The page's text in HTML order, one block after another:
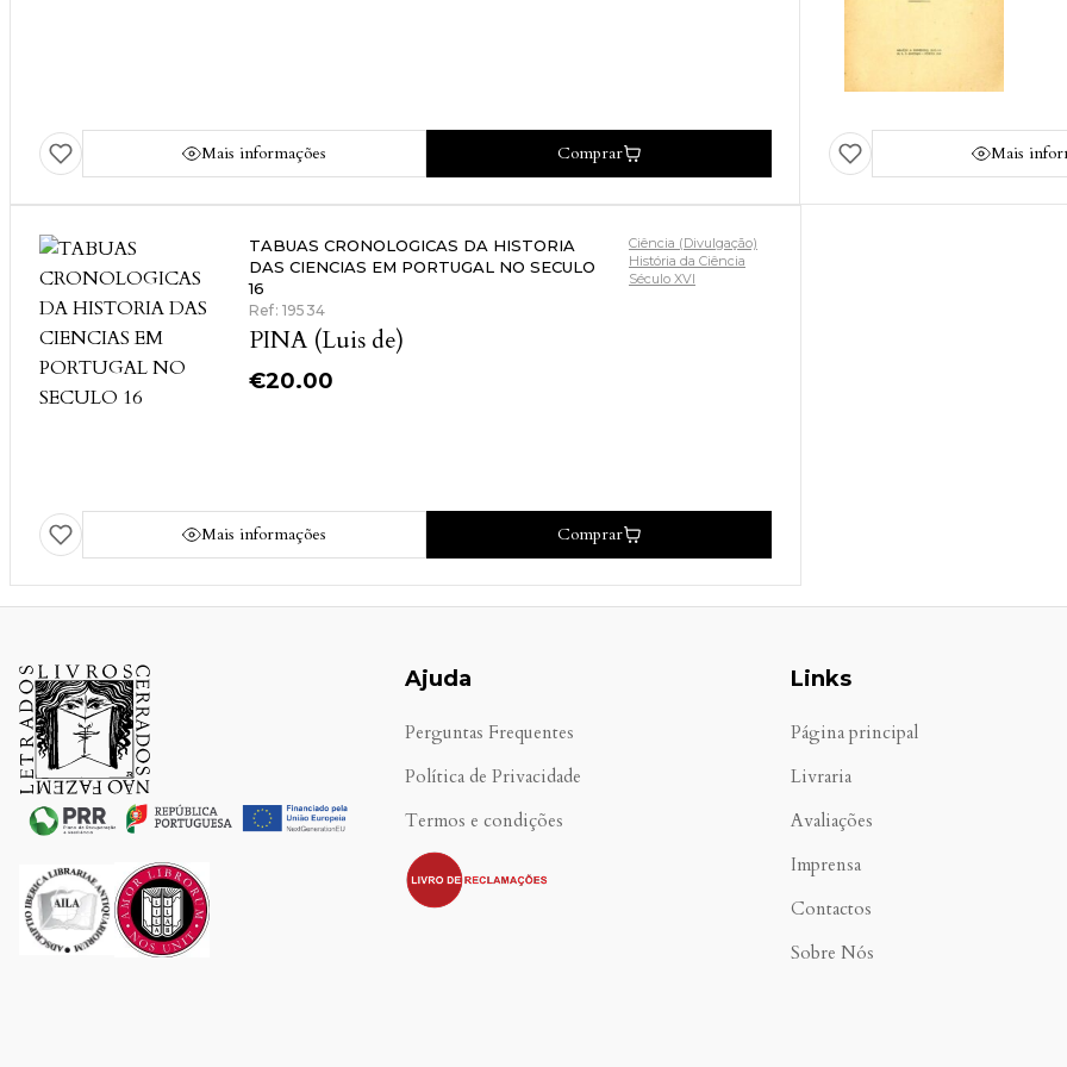
Mais informações Comprar Mais
TABUAS CRONOLOGICAS DA HISTORIA
DAS CIENCIAS EM PORTUGAL NO SECULO
16
Ref: 19534
PINA (Luis de)
€20.00
Ciência (Divulgação)
História da Ciência
Século XVI
Mais informações Comprar
Ajuda
Perguntas Frequentes
Política de Privacidade
Termos e condições
.
Links
Página principal
Livraria
Avaliações
Imprensa
Contactos
Sobre Nós